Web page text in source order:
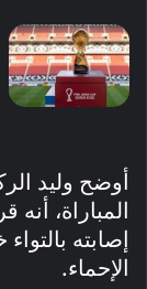
أوضح وليد
المباراة،
إصابته
الإحماء.